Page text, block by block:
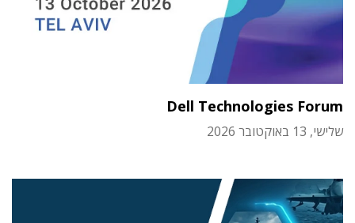
Dell Technologies Forum
שלישי, 13 באוקטובר 2026